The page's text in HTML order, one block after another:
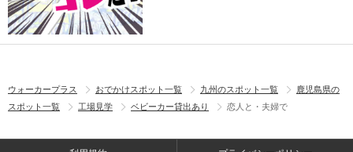
ウォーカープラス おでかけスポット一覧 九州のスポット一覧
鹿児島県の
スポット一覧
工場見学 ベビーカー貸出あり 恋人と・夫婦で